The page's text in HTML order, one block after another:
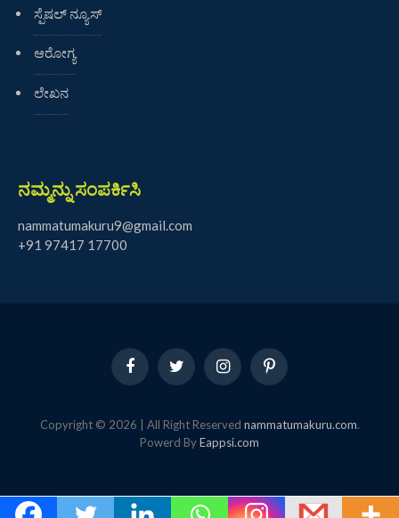
ಸ್ಪೆಷಲ್ ನ್ಯೂಸ್
ಆರೋಗ್ಯ
ಲೇಖನ
ನಮ್ಮನ್ನು ಸಂಪರ್ಕಿಸಿ
nammatumakuru9@gmail.com
+91 97417 17700
FacebookTwitter InstagramPinterest
Copyright © 2026 | All Right Reserved nammatumakuru.com.
Powerd ByEappsi.com